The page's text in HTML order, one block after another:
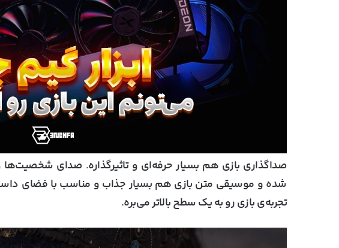
صداگذاری بازی هم بسیار حرفه‌ای و تاثیرگذاره. صدای
شده و موسیقی متن بازی هم بسیار جذاب و مناسب با فضای
تجربه‌ی بازی رو به یک سطح بالاتر می‌بره.